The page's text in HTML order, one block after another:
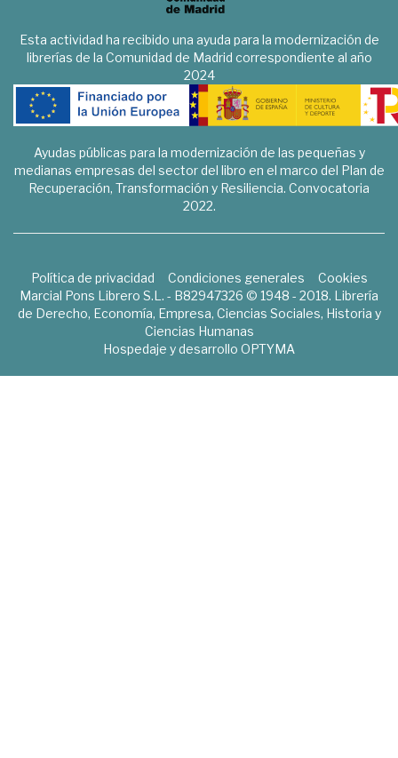
Esta actividad ha recibido una ayuda para la modernización de
librerías de la Comunidad de Madrid correspondiente al año
2024
Ayudas públicas para la modernización de las pequeñas y
medianas empresas del sector del libro en el marco del Plan de
Recuperación, Transformación y Resiliencia. Convocatoria
2022.
Política de privacidad Condiciones generales
Cookies
Marcial Pons Librero S.L. - B82947326 © 1948 - 2018. Librería
de Derecho, Economía, Empresa, Ciencias Sociales, Historia y
Ciencias Humanas
Hospedaje y desarrollo OPTYMA